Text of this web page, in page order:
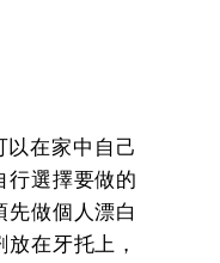
在家中自己
行選擇要做的
做個人漂白
在牙托上，